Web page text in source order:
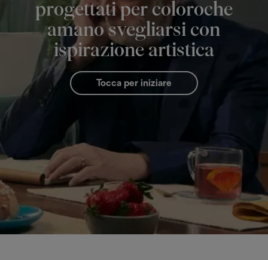
progettati per coloroche
amano svegliarsi con
ispirazione artistica
Tocca per iniziare